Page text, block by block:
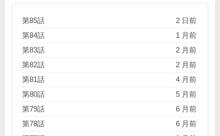
いるたくさんのもふもふ魔獣とともに森暮らしを開始
する。オースト爺によれば、アリトのように別世界か
る性質を持っているらしい。『落ち人』の謎を解き明
かすべく、アリトはもふもふ魔獣を連れて森の外の世
界へ旅立つ！
第85話
2 日前
第84話
1 月前
第83話
2 月前
第82話
2 月前
第81話
4 月前
第80話
5 月前
第79話
6 月前
第78話
6 月前